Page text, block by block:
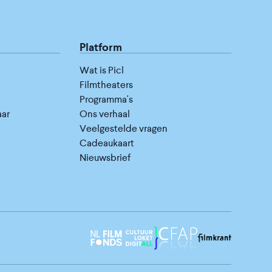
Platform
Wat is Picl
Filmtheaters
Programma's
Ons verhaal
Veelgestelde vragen
Cadeaukaart
Nieuwsbrief